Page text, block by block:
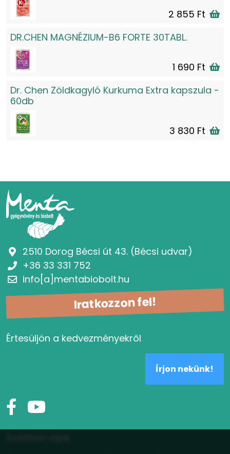
2 855 Ft
DR.CHEN MAGNÉZIUM-B6 FORTE 30TABL.
1 690 Ft
Dr. Chen Zöldkagyló Kurkuma Extra kapszula -
60db
3 830 Ft
Iratkozzon fel!
Értesüljön a kedvezményekről
Írjon nekünk!
2510 Dorog Bécsi út 43. (Bécsi udvar)
+36 33 331 752
info[a]mentabiobolt.hu